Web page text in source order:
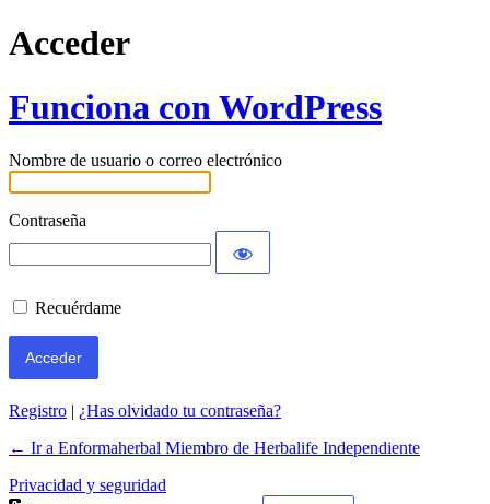
Acceder
Funciona con WordPress
Nombre de usuario o correo electrónico
Contraseña
Recuérdame
Registro | ¿Has olvidado tu contraseña?
← Ir a Enformaherbal Miembro de Herbalife Independiente
Privacidad y seguridad